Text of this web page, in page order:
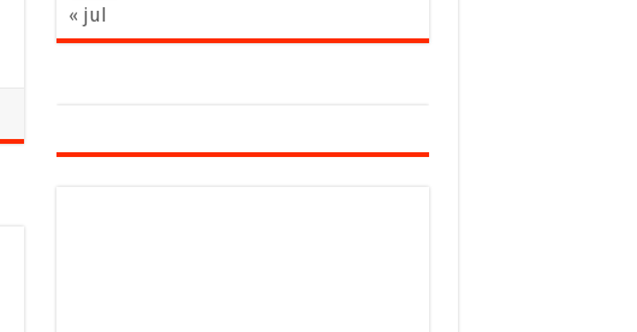
« jul